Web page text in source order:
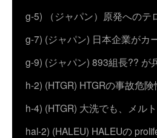
g-5) （ジャパン）原発へのテ
g-7) (ジャパン) 日本企業がカ
g-9) (ジャパン) 893組長?? が
h-2) (HTGR) HTGRの事故危険
h-4) (HTGR) 大洗でも、メル
hal-2) (HALEU) HALEUの